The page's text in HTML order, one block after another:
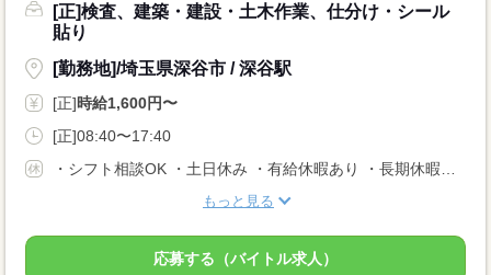
[正]検査、建築・建設・土木作業、仕分け・シール
貼り
[勤務地]/埼玉県深谷市 / 深谷駅
[正]時給1,600円〜
[正]08:40〜17:40
もっと見る
応募する（バイトル求人）